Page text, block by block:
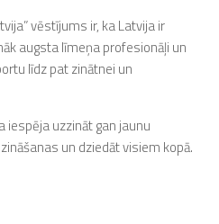
vēstījums ir, ka Latvija ir
augsta līmeņa profesionāļi un
līdz pat zinātnei un
iespēja uzzināt gan jaunu
un dziedāt visiem kopā.